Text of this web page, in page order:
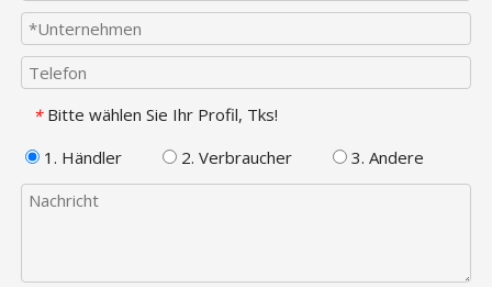
* Bitte wählen Sie Ihr Profil, Tks!
1. Händler
2. Verbraucher 3. Andere